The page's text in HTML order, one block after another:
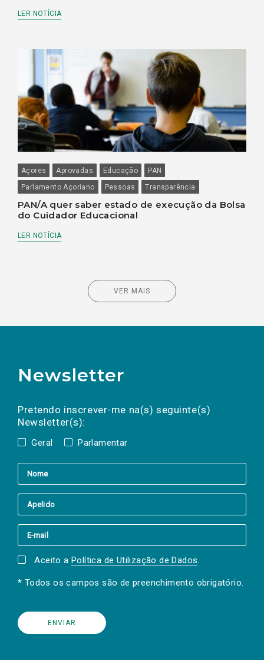
LER NOTÍCIA
Açores Aprovadas Educação
PAN
Parlamento Açoriano
Pessoas Transparência
PAN/A quer saber estado de execução da Bolsa
do Cuidador Educacional
LER NOTÍCIA
VER MAIS
Newsletter
Pretendo inscrever-me na(s) seguinte(s)
Newsletter(s):
Geral Parlamentar
a(s) newsletter(s).
mail
Aceito a Política de Utilização de Dados.
* Todos os campos são de preenchimento obrigatório.